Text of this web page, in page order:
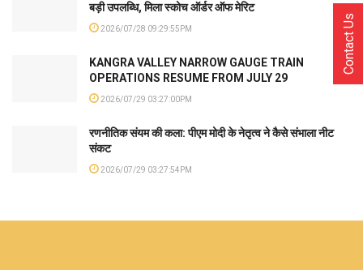
बड़ी उपलब्धि, मिला स्कोच ऑर्डर ऑफ मेरिट
2026/07/28 09:29:55PM
KANGRA VALLEY NARROW GAUGE TRAIN
OPERATIONS RESUME FROM JULY 29
2026/07/29 03:27:00PM
रणनीतिक संयम की कला: पीएम मोदी के नेतृत्व ने कैसे संभाला नीट
संकट
2026/07/29 03:27:54PM
Contact Us